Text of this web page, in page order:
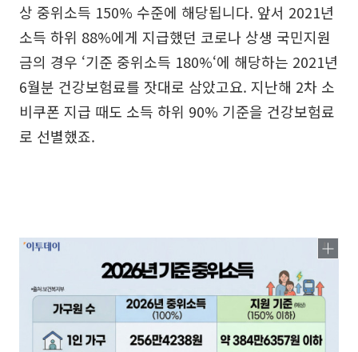
상 중위소득 150% 수준에 해당됩니다. 앞서 2021년
소득 하위 88%에게 지급했던 코로나 상생 국민지원
금의 경우 ‘기준 중위소득 180%‘에 해당하는 2021년
6월분 건강보험료를 잣대로 삼았고요. 지난해 2차 소
비쿠폰 지급 때도 소득 하위 90% 기준을 건강보험료
로 선별했죠.